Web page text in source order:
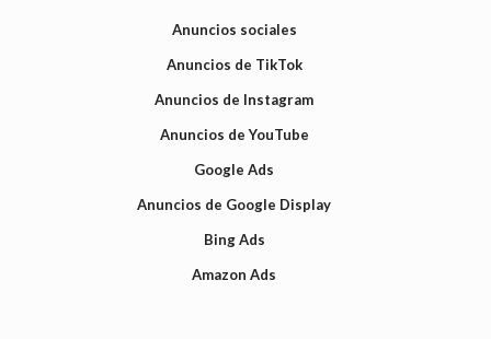
Anuncios sociales
Anuncios de TikTok
Anuncios de Instagram
Anuncios de YouTube
Google Ads
Anuncios de Google Display
Bing Ads
Amazon Ads